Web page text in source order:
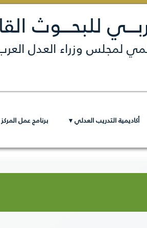
للبحـــوث
لمجلس وزراء العدل
أكاديمية التدريب العدلي ▾ برنامج عمل المركز